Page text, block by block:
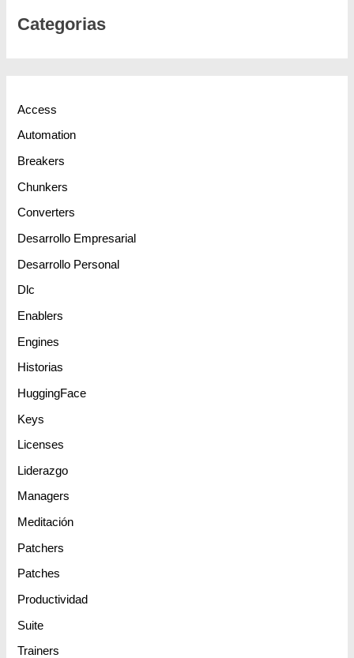
Categorias
Access
Automation
Breakers
Chunkers
Converters
Desarrollo Empresarial
Desarrollo Personal
Dlc
Enablers
Engines
Historias
HuggingFace
Keys
Licenses
Liderazgo
Managers
Meditación
Patchers
Patches
Productividad
Suite
Trainers